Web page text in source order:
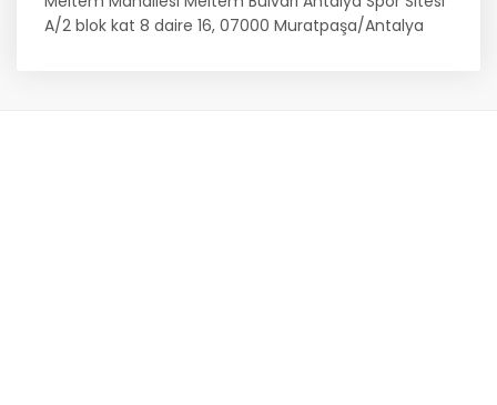
A/2 blok kat 8 daire 16, 07000 Muratpaşa/Antalya